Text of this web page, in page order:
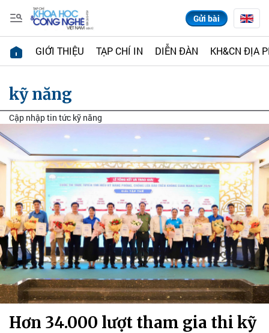
Gửi bài
GIỚI THIỆU TẠP CHÍ IN DIỄN ĐÀN KH&CN ĐỊA
kỹ năng
Cập nhập tin tức kỹ năng
Hơn 34.000 lượt tham gia thi kỹ